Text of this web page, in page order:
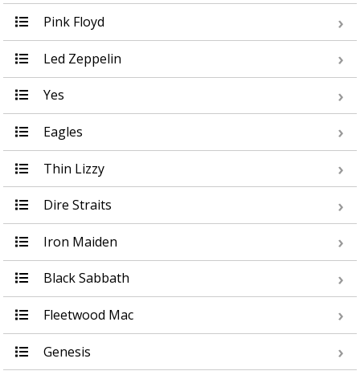
Pink Floyd
Led Zeppelin
Yes
Eagles
Thin Lizzy
Dire Straits
Iron Maiden
Black Sabbath
Fleetwood Mac
Genesis